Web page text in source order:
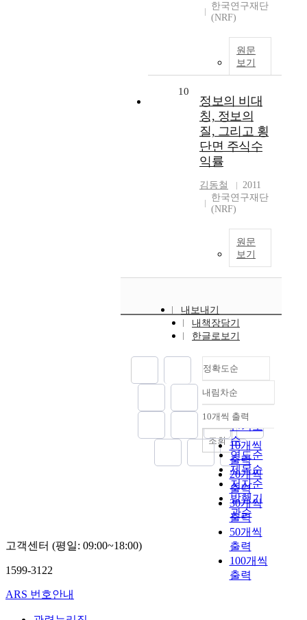
한국연구재단
(NRF)
원문
보기
10
정보의 비대
칭, 정보의
질, 그리고 횡
단면 주식수
익률
김동철
2011
한국연구재단
(NRF)
원문
보기
내보내기
내책장담기
한글로보기
정확도순
정확도
순
인기도
순
연도순
제목순
저자순
발행기
관순
내림차순
내림차순
10개씩 출력
10개씩
출력
20개씩
출력
30개씩
출력
50개씩
출력
100개씩
출력
조회
고객센터 (평일: 09:00~18:00)
1599-3122
ARS 번호안내